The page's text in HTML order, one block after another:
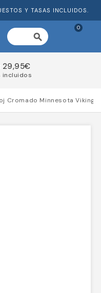
Y TASAS INCLUIDOS.
search
0
29,95€
incluidos
Cromado Minnesota Vikings